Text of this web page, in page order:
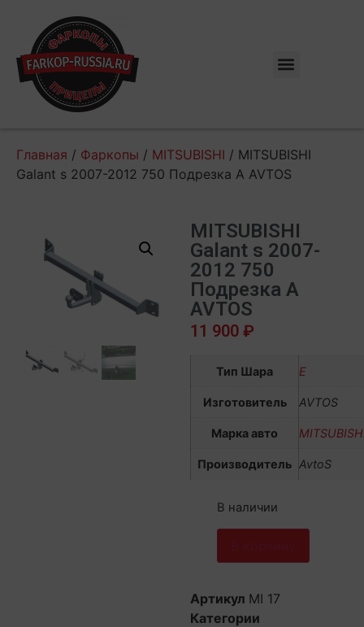
Главная / Фаркопы / MITSUBISHI / MITSUBISHI
Galant s 2007-2012 750 Подрезка A AVTOS
MITSUBISHI
Galant s 2007-
2012 750
Подрезка A
AVTOS
11 900 ₽
Тип Шара E
Изготовитель AVTOS
Марка авто
Производитель AvtoS
В наличии
Артикул MI 17
Категории